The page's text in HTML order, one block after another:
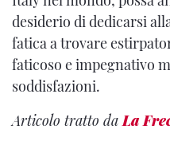
desiderio di dedicarsi
fatica a trovare
faticoso e impegnativo
soddisfazioni.
Articolo tratto daLa